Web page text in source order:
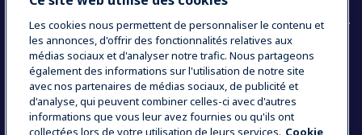
COUNTRY AND LANGUAGE
VOTRE SÉLECTION : FRANCE
Les cookies nous permettent de personnaliser le contenu et
les annonces, d'offrir des fonctionnalités relatives aux
médias sociaux et d'analyser notre trafic. Nous partageons
également des informations sur l'utilisation de notre site
avec nos partenaires de médias sociaux, de publicité et
d'analyse, qui peuvent combiner celles-ci avec d'autres
informations que vous leur avez fournies ou qu'ils ont
collectées lors de votre utilisation de leurs services. Cookie